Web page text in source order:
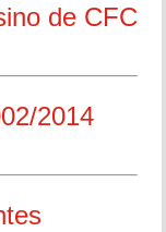
de CFC
2014